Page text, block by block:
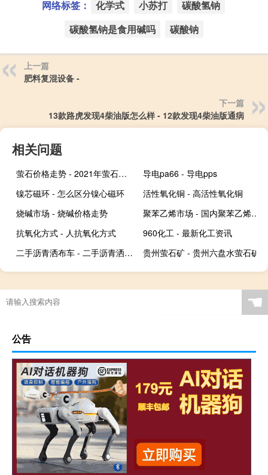
网络标签： 化学式 小苏打
碳酸氢钠
碳酸氢钠是食用碱吗
碳酸钠
上一篇
肥料复混设备 -
下一篇
13款路虎发现4柴油版怎么样 - 12款发现4柴油版通病
相关问题
萤石价格走势 - 2021年萤石价格持续上涨
导电pa66 - 导电pps
镍芯磁环 - 怎么区分镍心磁环
活性氧化铜 - 高活性氧化铜
烧碱市场 - 烧碱价格走势
聚苯乙烯市场 - 国内聚苯乙烯发展现状及前景
抗氧化方式 - 人抗氧化方式
960化工 - 最新化工资讯
二手沥青洒布车 - 二手沥青洒布车多少钱
贵州萤石矿 - 贵州六盘水萤石矿
☚
公告